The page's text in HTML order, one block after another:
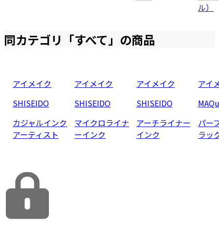
ル）
同カテゴリ「すべて」の商品
アイメイク
SHISEIDO
カジャルインク
アーティスト
アイメイク
SHISEIDO
マイクロライナ
ーインク
アイメイク
SHISEIDO
アーチライナー
インク
アイ
パー
ラッ